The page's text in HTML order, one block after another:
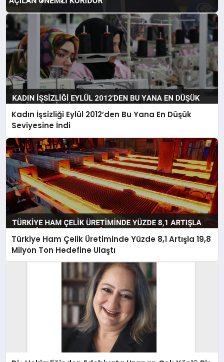
Kadın İşsizliği Eylül 2012’den Bu Yana En Düşük
Seviyesine İndi
Türkiye Ham Çelik Üretiminde Yüzde 8,1 Artışla 19,8
Milyon Ton Hedefine Ulaştı